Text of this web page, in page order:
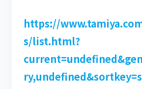
https://
s/list.html?